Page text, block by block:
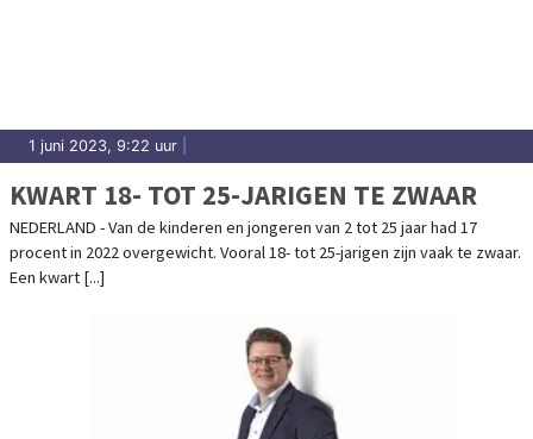
1 juni 2023, 9:22 uur
KWART 18- TOT 25-JARIGEN TE ZWAAR
NEDERLAND - Van de kinderen en jongeren van 2 tot 25 jaar had 17
procent in 2022 overgewicht. Vooral 18- tot 25-jarigen zijn vaak te zwaar.
Een kwart [...]